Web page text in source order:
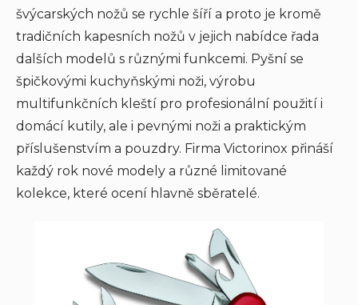
švýcarských nožů se rychle šíří a proto je kromě
tradičních kapesních nožů v jejich nabídce řada
dalších modelů s různými funkcemi. Pyšní se
špičkovými kuchyňskými noži, výrobu
multifunkčních kleští pro profesionální použití i
domácí kutily, ale i pevnými noži a praktickým
příslušenstvím a pouzdry. Firma Victorinox přináší
každý rok nové modely a různé limitované
kolekce, které ocení hlavně sběratelé.